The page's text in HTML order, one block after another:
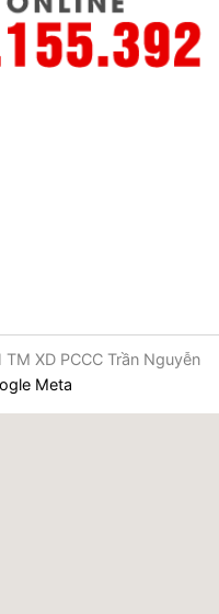
XD PCCC Trần Nguyễn
Meta